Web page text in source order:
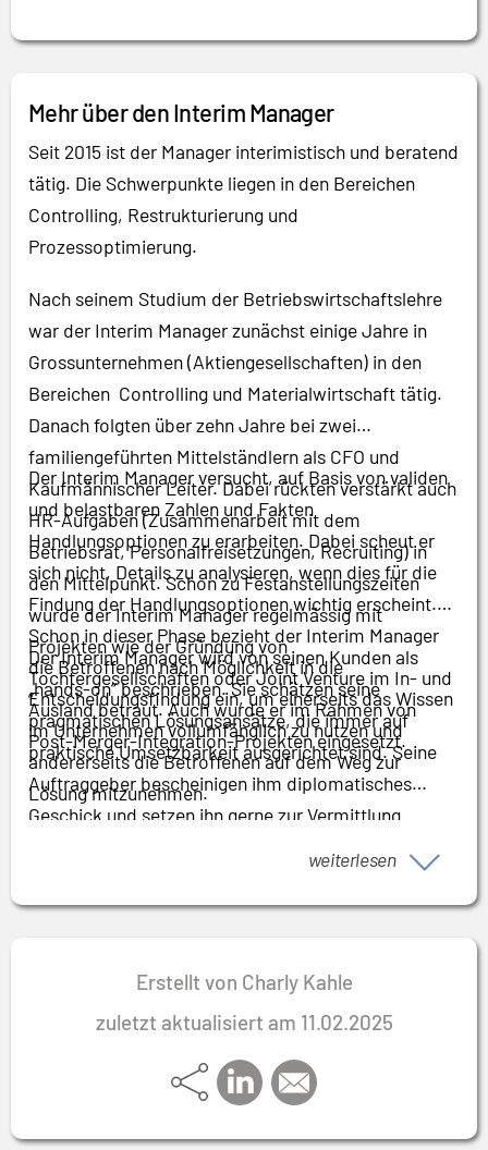
Mehr über den Interim Manager
Seit 2015 ist der Manager interimistisch und beratend
tätig. Die Schwerpunkte liegen in den Bereichen
Controlling, Restrukturierung und
Prozessoptimierung.
Nach seinem Studium der Betriebswirtschaftslehre
war der Interim Manager zunächst einige Jahre in
Grossunternehmen (Aktiengesellschaften) in den
Bereichen Controlling und Materialwirtschaft tätig.
Danach folgten über zehn Jahre bei zwei
familiengeführten Mittelständlern als CFO und
Kaufmännischer Leiter. Dabei rückten verstärkt auch
HR-Aufgaben (Zusammenarbeit mit dem
Betriebsrat, Personalfreisetzungen, Recruiting) in
den Mittelpunkt. Schon zu Festanstellungszeiten
wurde der Interim Manager regelmässig mit
Projekten wie der Gründung von
Tochtergesellschaften oder Joint Venture im In- und
Ausland betraut. Auch wurde er im Rahmen von
Post-Merger-Integration-Projekten eingesetzt.
Der Interim Manager versucht, auf Basis von validen
und belastbaren Zahlen und Fakten
Handlungsoptionen zu erarbeiten. Dabei scheut er
sich nicht, Details zu analysieren, wenn dies für die
Findung der Handlungsoptionen wichtig erscheint.
Schon in dieser Phase bezieht der Interim Manager
die Betroffenen nach Möglichkeit in die
Entscheidungsfindung ein, um einerseits das Wissen
im Unternehmen vollumfänglich zu nutzen und
andererseits die Betroffenen auf dem Weg zur
Lösung mitzunehmen.
Der Interim Manager wird von seinen Kunden als
„hands-on“ beschrieben. Sie schätzen seine
pragmatischen Lösungsansätze, die immer auf
praktische Umsetzbarkeit ausgerichtet sind. Seine
Auftraggeber bescheinigen ihm diplomatisches
Geschick und setzen ihn gerne zur Vermittlung
weiterlesen
Erstellt von Charly Kahle
zuletzt aktualisiert am 11.02.2025